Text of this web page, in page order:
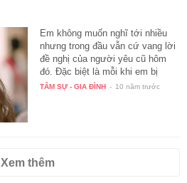
Em không muốn nghĩ tới nhiều
nhưng trong đầu vẫn cứ vang lời
đề nghị của người yêu cũ hôm
đó. Đặc biệt là mỗi khi em bị
mẹ…
TÂM SỰ - GIA ĐÌNH - 10 năm trước
Xem thêm